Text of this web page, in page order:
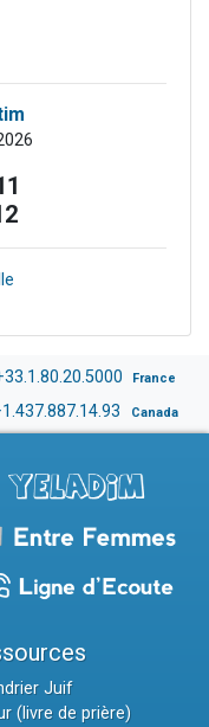
France
Canada
Juif
(livre de prière)